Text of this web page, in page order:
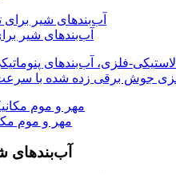
آب‌بندهای شیر
مهر و موم
آب‌بندهای